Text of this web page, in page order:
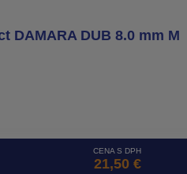
DAMARA DUB 8.0 mm M
CENA S DPH
21,50 €